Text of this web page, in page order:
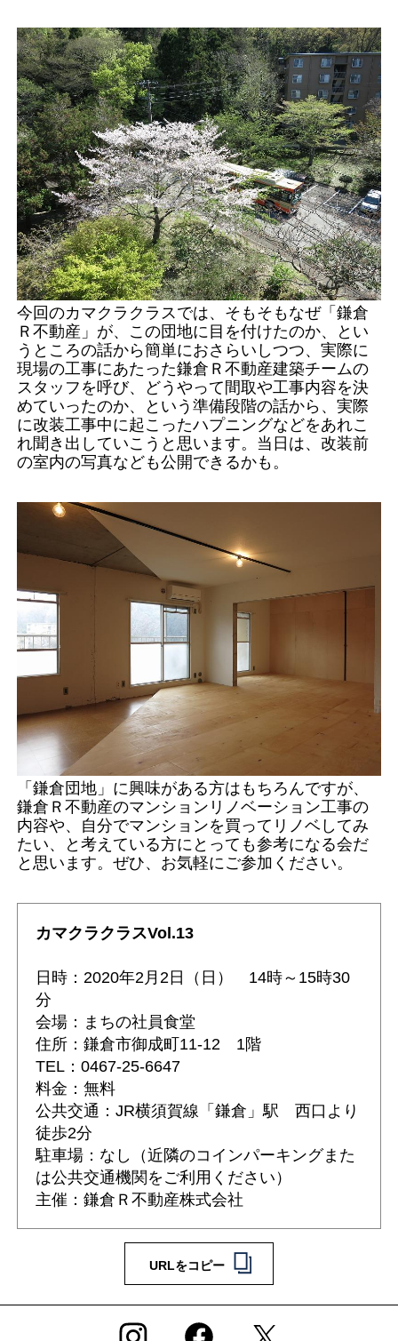
今回のカマクラクラスでは、そもそもなぜ「鎌倉
Ｒ不動産」が、この団地に目を付けたのか、とい
うところの話から簡単におさらいしつつ、実際に
現場の工事にあたった鎌倉Ｒ不動産建築チームの
スタッフを呼び、どうやって間取や工事内容を決
めていったのか、という準備段階の話から、実際
に改装工事中に起こったハプニングなどをあれこ
れ聞き出していこうと思います。当日は、改装前
の室内の写真なども公開できるかも。
「鎌倉団地」に興味がある方はもちろんですが、
鎌倉Ｒ不動産のマンションリノベーション工事の
内容や、自分でマンションを買ってリノベしてみ
たい、と考えている方にとっても参考になる会だ
と思います。ぜひ、お気軽にご参加ください。
カマクラクラスVol.13
日時：2020年2月2日（日） 14時～15時30
分
会場：まちの社員食堂
住所：鎌倉市御成町11-12 1階
TEL：0467-25-6647
料金：無料
公共交通：JR横須賀線「鎌倉」駅 西口より
徒歩2分
駐車場：なし（近隣のコインパーキングまた
は公共交通機関をご利用ください）
主催：鎌倉Ｒ不動産株式会社
URLをコピー